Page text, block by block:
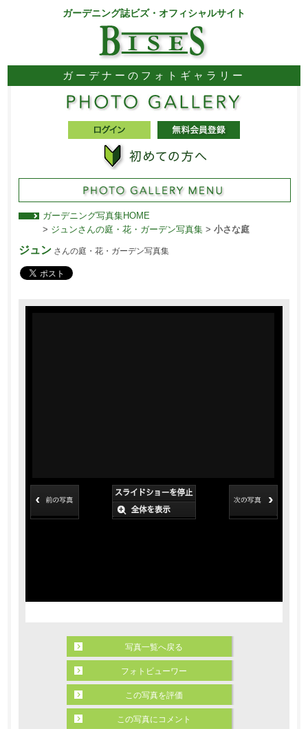
ガーデニング誌ビズ・オフィシャルサイト
ガーデナーのフォトギャラリー
ガーデニング写真集HOME
> ジュンさんの庭・花・ガーデン写真集> 小さな庭
ジュンさんの庭・花・ガーデン写真集
写真一覧へ戻る
フォトビューワー
この写真を評価
この写真にコメント